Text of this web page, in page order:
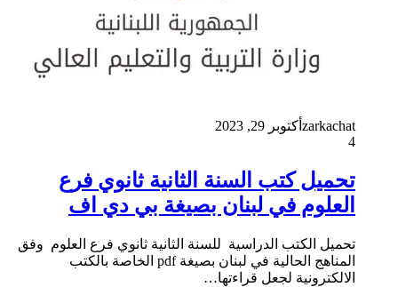
zarkachat أكتوبر 29, 2023
4
تحميل كتب السنة الثانية ثانوي فرع
العلوم في لبنان بصيغة بي دي اف
تحميل الكتب الدراسية للسنة الثانية ثانوي فرع العلوم وفق
المناهج الحالية في لبنان بصيغة pdf الخاصة بالكتب
الالكترونية لجعل قراءتها…